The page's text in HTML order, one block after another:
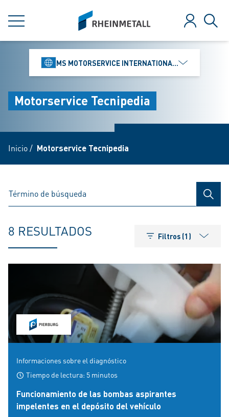
MENÚ
siteLogo
Iniciar
MS MOTORSERVICE INTERNATIONAL GMBH
Motorservice Tecnipedia
Inicio/ Motorservice Tecnipedia
8 RESULTADOS Filtros (1)
Informaciones sobre el diagnóstico
Tiempo de lectura: 5 minutos
Funcionamiento de las bombas aspirantes
impelentes en el depósito del vehículo